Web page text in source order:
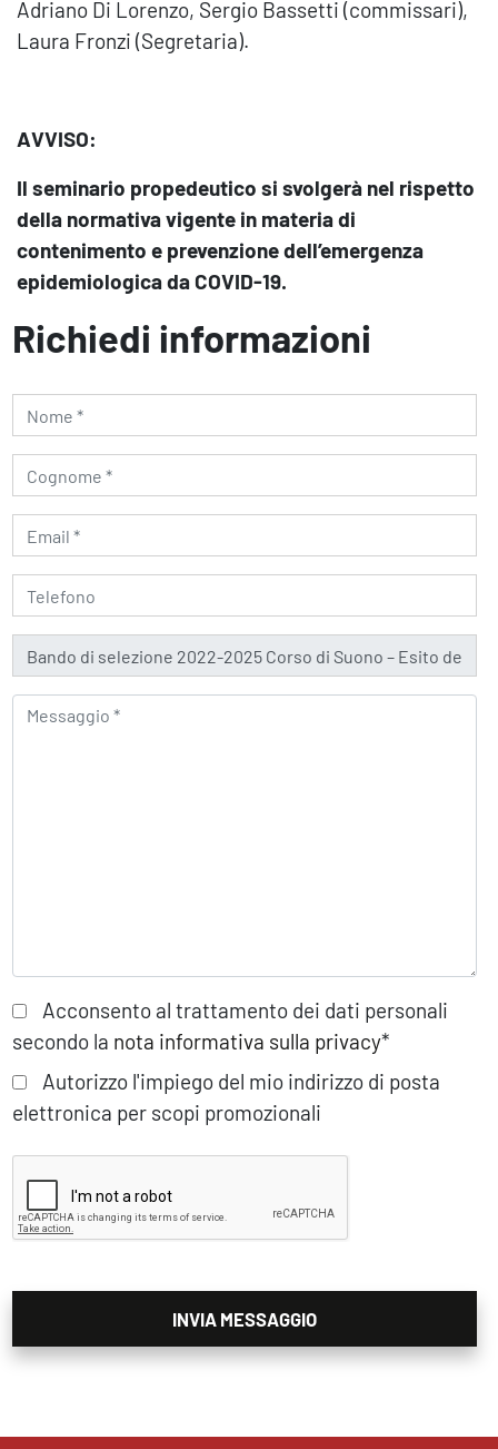
Adriano Di Lorenzo, Sergio Bassetti (commissari),
Laura Fronzi (Segretaria).
AVVISO:
Il seminario propedeutico si svolgerà nel rispetto
della normativa vigente in materia di
contenimento e prevenzione dell’emergenza
epidemiologica da COVID-19.
Richiedi informazioni
Acconsento al trattamento dei dati personali
secondo la nota informativa sulla privacy*
Autorizzo l'impiego del mio indirizzo di posta
elettronica per scopi promozionali